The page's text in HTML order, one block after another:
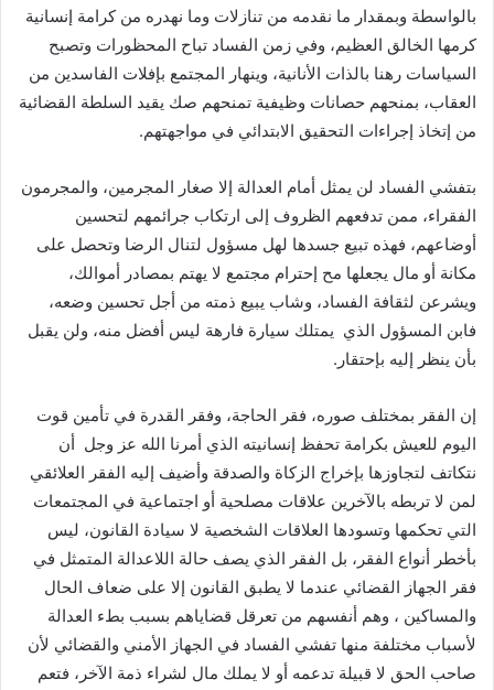
بالواسطة وبمقدار ما نقدمه من تنازلات وما نهدره من كرامة إنسانية
كرمها الخالق العظيم، وفي زمن الفساد تباح المحظورات وتصبح
السياسات رهنا بالذات الأنانية، وينهار المجتمع بإفلات الفاسدين من
العقاب، بمنحهم حصانات وظيفية تمنحهم صك يقيد السلطة القضائية
من إتخاذ إجراءات التحقيق الابتدائي في مواجهتهم.
بتفشي الفساد لن يمثل أمام العدالة إلا صغار المجرمين، والمجرمون
الفقراء، ممن تدفعهم الظروف إلى ارتكاب جرائمهم لتحسين
أوضاعهم، فهذه تبيع جسدها لهل مسؤول لتنال الرضا وتحصل على
مكانة أو مال يجعلها مح إحترام مجتمع لا يهتم بمصادر أموالك،
ويشرعن لثقافة الفساد، وشاب يبيع ذمته من أجل تحسين وضعه،
فابن المسؤول الذي يمتلك سيارة فارهة ليس أفضل منه، ولن يقبل
بأن ينظر إليه بإحتقار.
إن الفقر بمختلف صوره، فقر الحاجة، وفقر القدرة في تأمين قوت
اليوم للعيش بكرامة تحفظ إنسانيته الذي أمرنا الله عز وجل أن
نتكاتف لتجاوزها بإخراج الزكاة والصدقة وأضيف إليه الفقر العلائقي
لمن لا تربطه بالآخرين علاقات مصلحية أو اجتماعية في المجتمعات
التي تحكمها وتسودها العلاقات الشخصية لا سيادة القانون، ليس
بأخطر أنواع الفقر، بل الفقر الذي يصف حالة اللاعدالة المتمثل في
فقر الجهاز القضائي عندما لا يطبق القانون إلا على ضعاف الحال
والمساكين ، وهم أنفسهم من تعرقل قضاياهم بسبب بطء العدالة
لأسباب مختلفة منها تفشي الفساد في الجهاز الأمني والقضائي لأن
صاحب الحق لا قبيلة تدعمه أو لا يملك مال لشراء ذمة الآخر، فتعم